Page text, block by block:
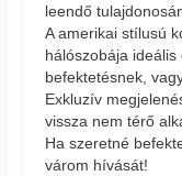
leendő
A amerikai stílusú
hálószobája
befektetésnek,
Exkluzív
vissza nem térő
Ha szeretné
várom hívását!